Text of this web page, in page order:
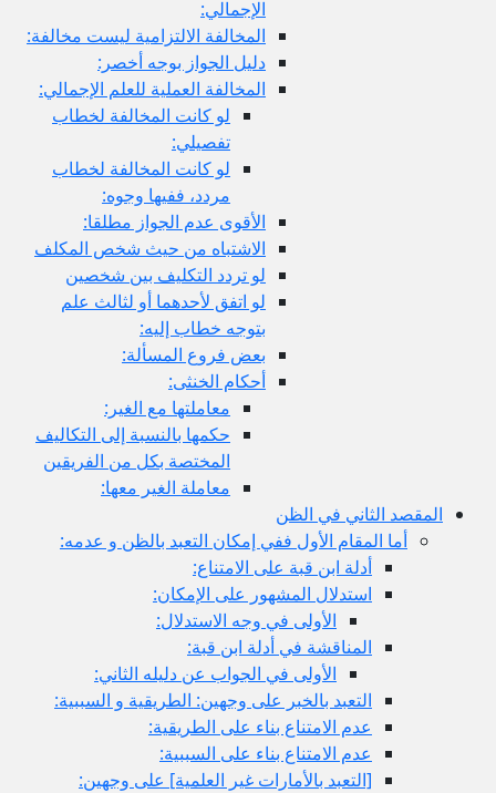
المخالفة الالتزامية ليست مخالفة:
دليل الجواز بوجه أخصر:
المخالفة العملية للعلم الإجمالي:
لو كانت المخالفة لخطاب
لو كانت المخالفة لخطاب
مردد، ففيها وجوه:
الأقوى عدم الجواز مطلقا:
الاشتباه من حيث شخص المكلف
لو تردد التكليف بين شخصين
لو اتفق لأحدهما أو لثالث علم
بتوجه خطاب إليه:
بعض فروع المسألة:
معاملتها مع الغير:
حكمها بالنسبة إلى التكاليف
المختصة بكل من الفريقين
معاملة الغير معها:
في الظن
الأول ففي إمكان التعبد بالظن و عدمه:
أدلة ابن قبة على الامتناع:
استدلال المشهور على الإمكان:
الأولى في وجه الاستدلال:
المناقشة في أدلة ابن قبة:
الأولى في الجواب عن دليله الثاني:
التعبد بالخبر على وجهين: الطريقية و السببية:
عدم الامتناع بناء على الطريقية:
عدم الامتناع بناء على السببية:
[التعبد بالأمارات غير العلمية] على وجهين: